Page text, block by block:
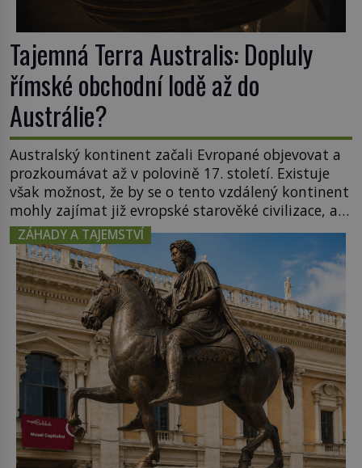
Tajemná Terra Australis: Dopluly
římské obchodní lodě až do
Austrálie?
Australský kontinent začali Evropané objevovat a
prozkoumávat až v polovině 17. století. Existuje
však možnost, že by se o tento vzdálený kontinent
mohly zajímat již evropské starověké civilizace, a
to o 15 století dříve? Již od starověku kartografové
zakreslovali do map záhadný kontinent Terra
Australis – Jižní zemi. Proč? Do jisté míry to byl
smysl pro […]
ZÁHADY A TAJEMSTVÍ